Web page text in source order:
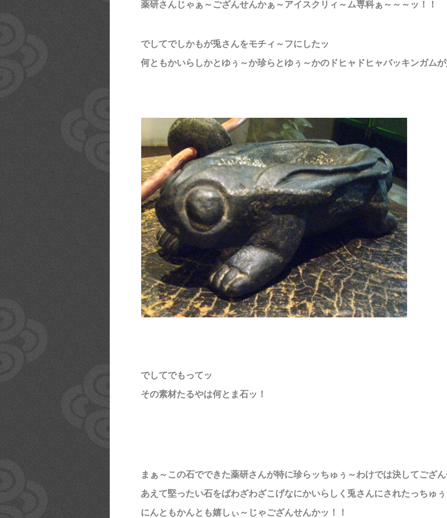
薬研さんじゃぁ～ござんせんかぁ～アイスクリィ～ム専科ぁ～～～ッ！！
でしてでしかもが兎さんをモチィ～フにしたッ
何ともかいらしかとゆぅ～か珍らとゆぅ～かのドヒャドヒャバッキンガムが
でしてでもってッ
その素材たるやは何とま石ッ！
まぁ～この石でできた薬研さんが特に珍らッちゅぅ～わけでは決してござ
あえて堅ったい石をばわざわざこげなにかいらしく兎さんにされたっちゅ
にんともかんとも嬉しぃ～じゃござんせんかッ！！